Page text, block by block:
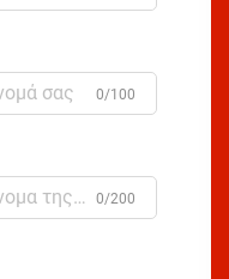
0/100
0/200